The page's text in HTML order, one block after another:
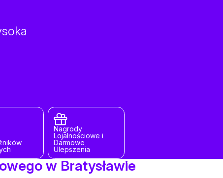
Nagrody
Lojalnościowe i
Darmowe
Ulepszenia
w Bratysławie